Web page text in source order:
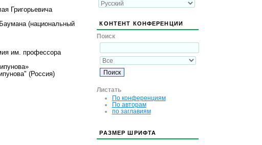
КОНТЕНТ КОНФЕРЕНЦИИ
Поиск
Листать
По конференциям
По авторам
по заглавиям
РАЗМЕР ШРИФТА
Григорьевича
(национальный
им. профессора
(Россия)